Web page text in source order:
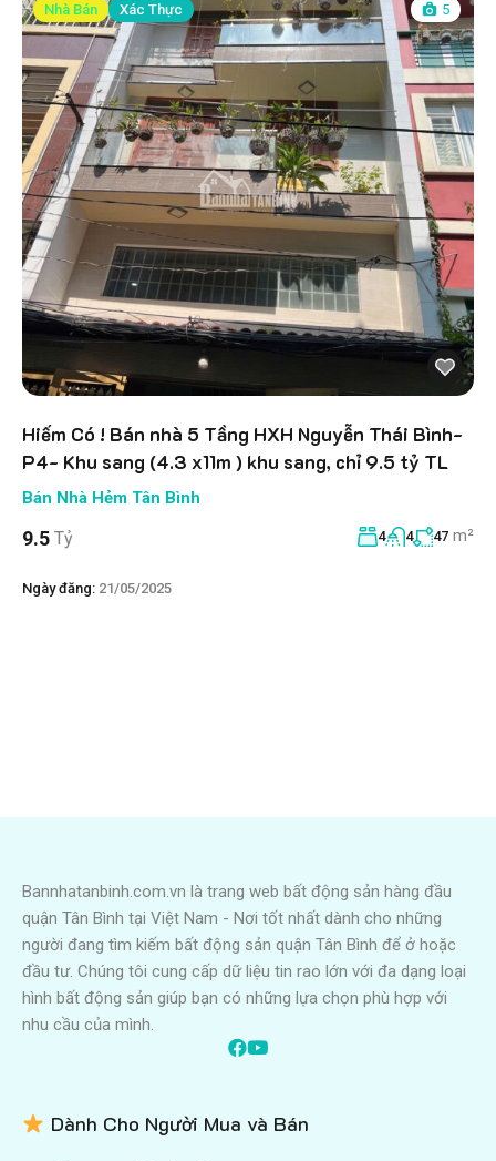
Nhà Bán Xác Thực 5
Hiếm Có ! Bán nhà 5 Tầng HXH Nguyễn Thái Bình-
P4- Khu sang (4.3 x11m ) khu sang, chỉ 9.5 tỷ TL
Bán Nhà Hẻm Tân Bình
9.5 Tỷ 4 4 47 m²
Ngày đăng: 21/05/2025
Bannhatanbinh.com.vn là trang web bất động sản hàng đầu
quận Tân Bình tại Việt Nam - Nơi tốt nhất dành cho những
người đang tìm kiếm bất động sản quận Tân Bình để ở hoặc
đầu tư. Chúng tôi cung cấp dữ liệu tin rao lớn với đa dạng loại
hình bất động sản giúp bạn có những lựa chọn phù hợp với
nhu cầu của mình.
Dành Cho Người Mua và Bán